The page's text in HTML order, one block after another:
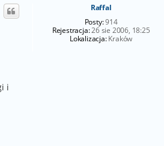
Raffal
Posty:914
Rejestracja:26 sie 2006, 18:25
Lokalizacja:Kraków
i